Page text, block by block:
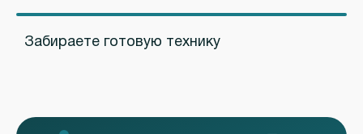
Забираете готовую технику